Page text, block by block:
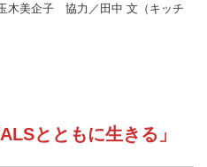
木美企子 協力／田中 文（キッチ
とともに生きる」